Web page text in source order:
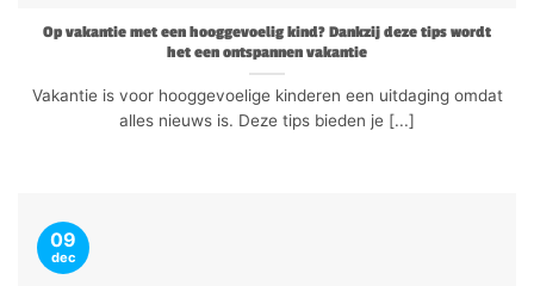
Op vakantie met een hooggevoelig kind? Dankzij deze tips wordt
het een ontspannen vakantie
Vakantie is voor hooggevoelige kinderen een uitdaging omdat
alles nieuws is. Deze tips bieden je [...]
09
dec